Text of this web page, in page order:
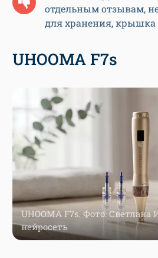
отдельным отзывам,
для хранения, крышка
UHOOMA F7s
UHOOMA F7s. Фото: Светлана
нейросеть